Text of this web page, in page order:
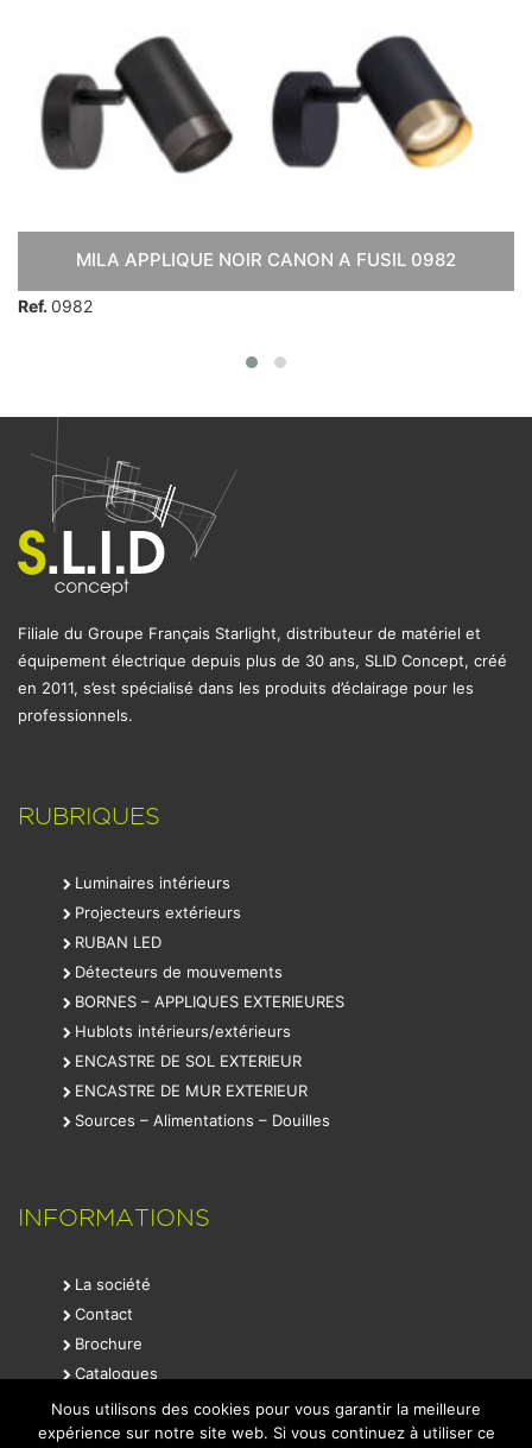
MILA APPLIQUE NOIR CANON A FUSIL 0982
Ref. 0982
Filiale du Groupe Français Starlight, distributeur de matériel et
équipement électrique depuis plus de 30 ans, SLID Concept, créé
en 2011, s’est spécialisé dans les produits d’éclairage pour les
professionnels.
RUBRIQUES
Luminaires intérieurs
Projecteurs extérieurs
RUBAN LED
Détecteurs de mouvements
BORNES – APPLIQUES EXTERIEURES
Hublots intérieurs/extérieurs
ENCASTRE DE SOL EXTERIEUR
ENCASTRE DE MUR EXTERIEUR
Sources – Alimentations – Douilles
INFORMATIONS
La société
Contact
Brochure
Catalogues
Mentions légales
Nous utilisons des cookies pour vous garantir la meilleure
expérience sur notre site web. Si vous continuez à utiliser ce